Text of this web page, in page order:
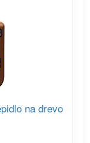
na drevo